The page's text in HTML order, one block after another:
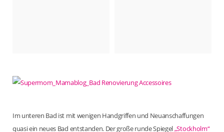
Im unteren Bad ist mit wenigen Handgriffen und Neuanschaffungen
quasi ein neues Bad entstanden. Der große runde Spiegel„Stockholm“